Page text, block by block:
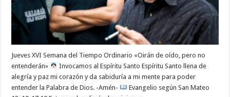
Jueves XVI Semana del Tiempo Ordinario «Oirán de oído, pero no
entenderán»
Invocamos al Espíritu Santo Espíritu Santo llena de
alegría y paz mi corazón y da sabiduría a mi mente para poder
entender la Palabra de Dios. -Amén-
Evangelio según San Mateo